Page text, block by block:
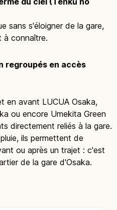
laplace du Vent (Kaze no
sans s'éloigner de la gare,
connaître.
en accès
en avant LUCUA Osaka,
ou encore Umekita Green
directement reliés à la gare.
ils permettent de
ou après un trajet : c'est